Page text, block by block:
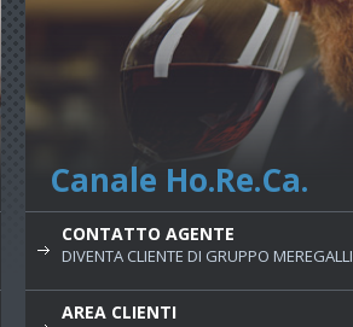
Canale Ho.Re.Ca.
CONTATTO AGENTE
DIVENTA CLIENTE DI GRUPPO MEREGALLI
AREA CLIENTI